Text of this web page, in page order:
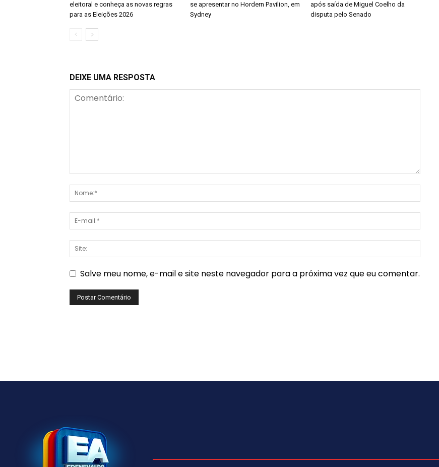
eleitoral e conheça as novas regras
para as Eleições 2026
se apresentar no Hordern Pavilion, em
Sydney
após saída de Miguel Coelho da
disputa pelo Senado
DEIXE UMA RESPOSTA
Salve meu nome, e-mail e site neste navegador para a próxima vez que eu comentar.